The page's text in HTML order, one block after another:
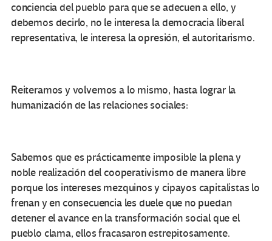
conciencia del pueblo para que se adecuen a ello, y
debemos decirlo, no le interesa la democracia liberal
representativa, le interesa la opresión, el autoritarismo.
Reiteramos y volvemos a lo mismo, hasta lograr la
humanización de las relaciones sociales:
Sabemos que es prácticamente imposible la plena y
noble realización del cooperativismo de manera libre
porque los intereses mezquinos y cipayos capitalistas lo
frenan y en consecuencia les duele que no puedan
detener el avance en la transformación social que el
pueblo clama, ellos fracasaron estrepitosamente.